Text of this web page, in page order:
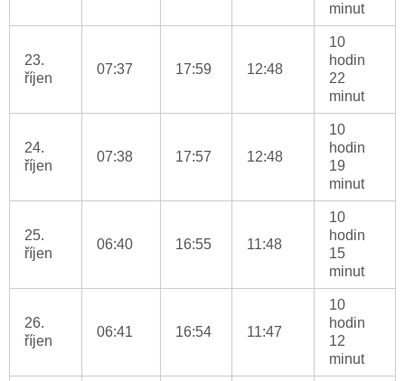
minut
23.
říjen
07:37 17:59 12:48
10
hodin
22
minut
24.
říjen
07:38 17:57 12:48
10
hodin
19
minut
25.
říjen
06:40 16:55 11:48
10
hodin
15
minut
26.
říjen
06:41 16:54 11:47
10
hodin
12
minut